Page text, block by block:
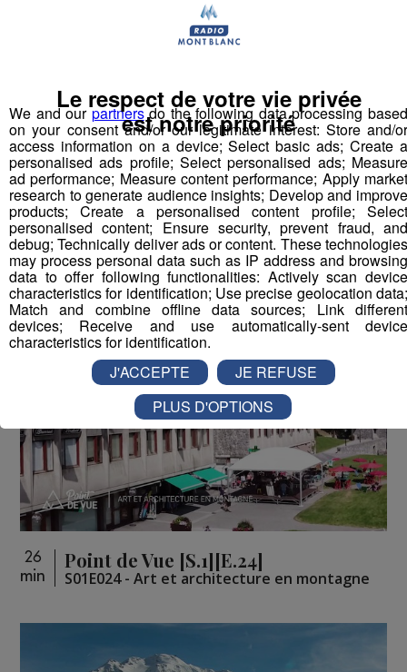
26
min
Point de Vue [S.1][E.20]
S01E20 - L'aménagement de la montagne et
ses défis
Vous pourriez
aimer aussi...
26
min
Point de Vue [S.1][E.24]
S01E024 - Art et architecture en montagne
We and ourpartnersdo the following data processing
on your consent and/or our legitimate interest: Store and/or
access information on a device; Select basic ads; Create a
personalised ads profile; Select personalised ads; Measure
ad performance; Measure content performance; Apply market
research to generate audience insights; Develop and improve
products; Create a personalised content profile; Select
personalised content; Ensure security, prevent fraud, and
debug; Technically deliver ads or content. These technologies
may process personal data such as IP address and browsing
data to offer following functionalities: Actively scan device
characteristics for identification; Use precise geolocation data;
Match and combine offline data sources; Link different
devices; Receive and use automatically-sent device
characteristics for identification.
Le respect de votre vie privée
est notre priorité
J'ACCEPTE
JE REFUSE
PLUS D'OPTIONS